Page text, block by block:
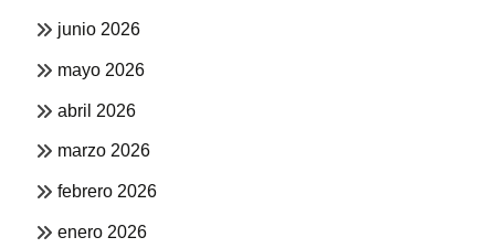
junio 2026
mayo 2026
abril 2026
marzo 2026
febrero 2026
enero 2026